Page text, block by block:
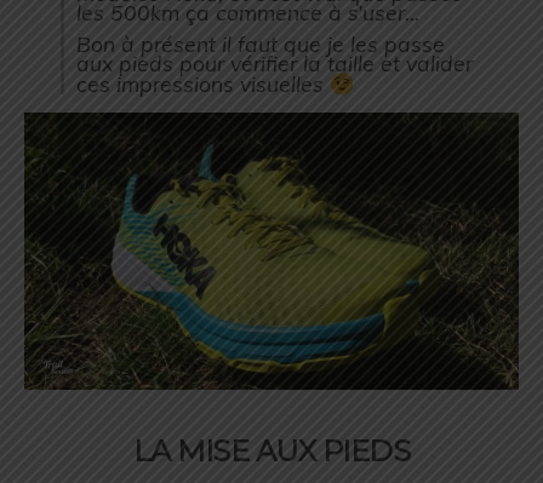
les 500km ça commence à s’user…
Bon à présent il faut que je les passe
aux pieds pour vérifier la taille et valider
ces impressions visuelles
LA MISE AUX PIEDS